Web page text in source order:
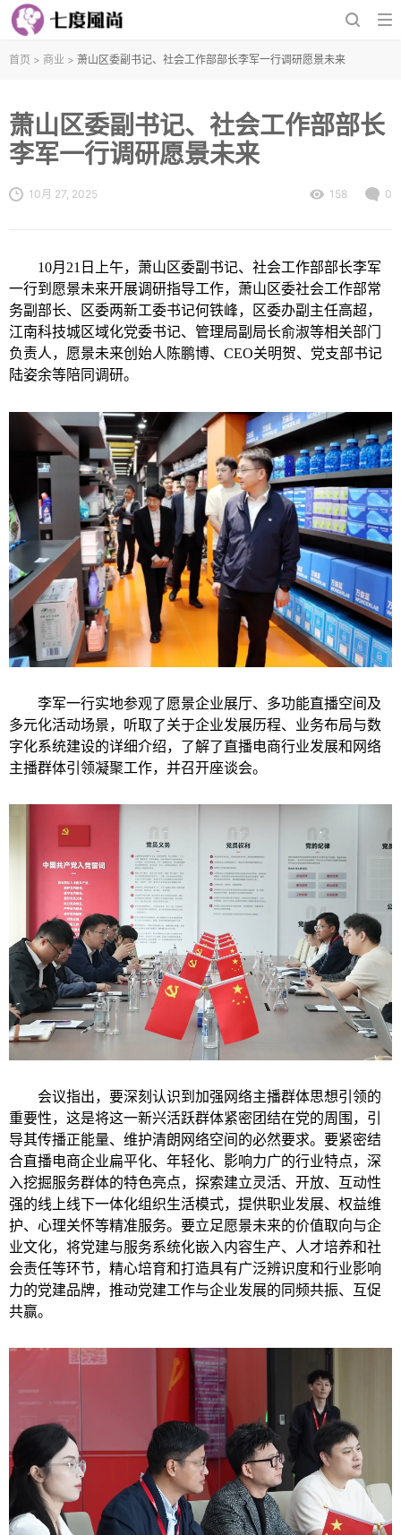
首页 > 商业 > 萧山区委副书记、社会工作部部长李军一行调研愿景未来
萧山区委副书记、社会工作部部长
李军一行调研愿景未来
10月 27, 2025 158 0
10月21日上午，萧山区委副书记、社会工作部部长李军
一行到愿景未来开展调研指导工作，萧山区委社会工作部常
务副部长、区委两新工委书记何铁峰，区委办副主任高超，
江南科技城区域化党委书记、管理局副局长俞淑等相关部门
负责人，愿景未来创始人陈鹏博、CEO关明贺、党支部书记
陆姿余等陪同调研。
李军一行实地参观了愿景企业展厅、多功能直播空间及
多元化活动场景，听取了关于企业发展历程、业务布局与数
字化系统建设的详细介绍，了解了直播电商行业发展和网络
主播群体引领凝聚工作，并召开座谈会。
会议指出，要深刻认识到加强网络主播群体思想引领的
重要性，这是将这一新兴活跃群体紧密团结在党的周围，引
导其传播正能量、维护清朗网络空间的必然要求。要紧密结
合直播电商企业扁平化、年轻化、影响力广的行业特点，深
入挖掘服务群体的特色亮点，探索建立灵活、开放、互动性
强的线上线下一体化组织生活模式，提供职业发展、权益维
护、心理关怀等精准服务。要立足愿景未来的价值取向与企
业文化，将党建与服务系统化嵌入内容生产、人才培养和社
会责任等环节，精心培育和打造具有广泛辨识度和行业影响
力的党建品牌，推动党建工作与企业发展的同频共振、互促
共赢。